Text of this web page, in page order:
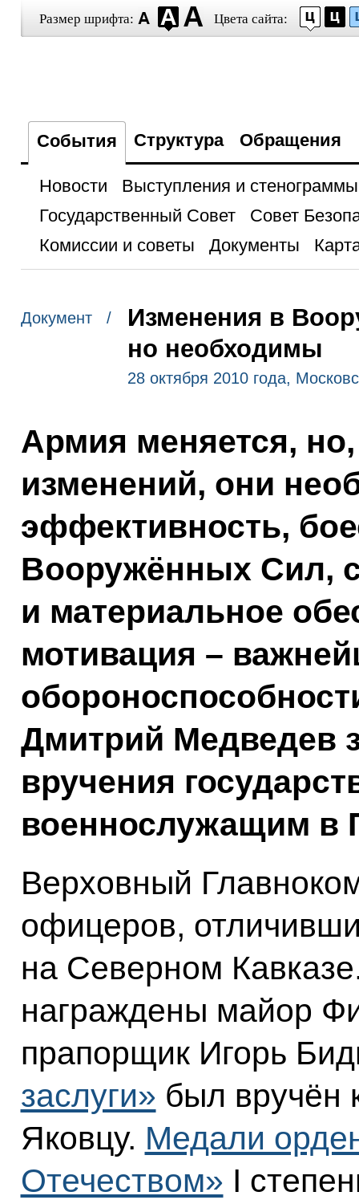
Размер шрифта: Цвета сайта:
События Структура Обращения
Новости
Выступления и стенограммы
Государственный Совет
Совет
Комиссии и советы
Документы
Документ /
Изменения в
но необходимы
28 октября 2010 года,
Армия меняется,
изменений, они
эффективность,
Вооружённых Сил,
и материальное
мотивация –
Дмитрий Медведев
вручения
военнослужащим в
Верховный
офицеров,
на Северном
награждены майор
прапорщик Игорь
заслуги» был вручён
Яковцу. Медали
Отечеством» I